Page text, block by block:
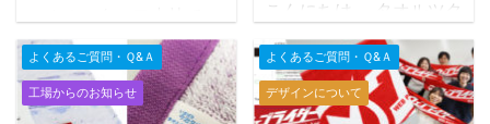
赤・薄緑・青・ピンクの
12色を実際に染料プリン
トしてどのようなプリン
ト表現になるかを実験し
オルにプリントする方法
のメリット・デメリット
についてご紹介します。
プリントの種類 顔料プリ
す。 タオルツクールで製
作したオリジナルタオル
は納品方法を指定できま
す。 商品のみの納品 透
こんにちは。 タオルツク
ールのスタッフ小林で
す。 弊社で注文したオリ
ジナルタオルは、15か月
以内に再注文するとお得
よくあるご質問・Ｑ&Ａ
工場からのお知らせ
よくあるご質問・Ｑ&Ａ
デザインについて